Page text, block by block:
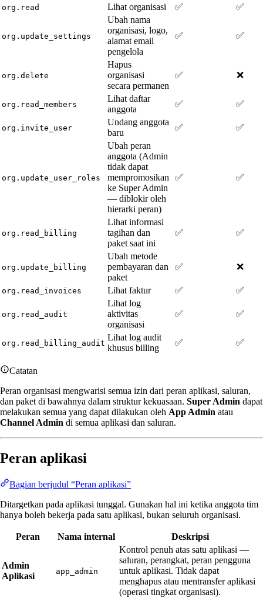
org.read Lihat organisasi ✅ ✅
org.update_settings
Ubah nama
organisasi, logo,
alamat email
pengelola
✅ ✅
org.delete
Hapus
organisasi
secara permanen
✅ ❌
org.read_members
Lihat daftar
anggota
✅ ✅
org.invite_user
Undang anggota
baru
✅ ✅
org.update_user_roles
Ubah peran
anggota (Admin
tidak dapat
mempromosikan
ke Super Admin
— diblokir oleh
hierarki peran)
✅ ✅
org.read_billing
Lihat informasi
tagihan dan
paket saat ini
✅ ✅
org.update_billing
Ubah metode
pembayaran dan
paket
✅ ❌
org.read_invoices Lihat faktur ✅ ✅
org.read_audit
Lihat log
aktivitas
organisasi
✅ ✅
org.read_billing_audit
Lihat log audit
khusus billing
✅ ✅
Catatan
Peran organisasi mengwarisi semua izin dari peran aplikasi, saluran,
dan paket di bawahnya dalam struktur kekuasaan. Super Admin dapat
melakukan semua yang dapat dilakukan oleh App Admin atau
Channel Admin di semua aplikasi dan saluran.
Peran aplikasi
Bagian berjudul “Peran aplikasi”
Ditargetkan pada aplikasi tunggal. Gunakan hal ini ketika anggota tim
hanya boleh bekerja pada satu aplikasi, bukan seluruh organisasi.
Peran Nama internal Deskripsi
Admin
Aplikasi
app_admin
Kontrol penuh atas satu aplikasi —
saluran, perangkat, peran pengguna
untuk aplikasi. Tidak dapat
menghapus atau mentransfer aplikasi
(operasi tingkat organisasi).